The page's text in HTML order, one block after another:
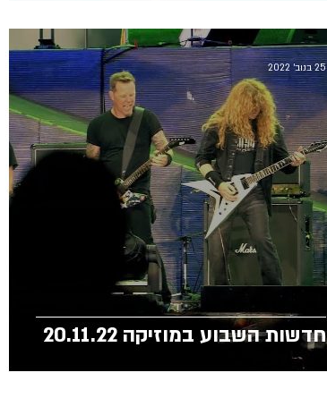
חדשות השבוע במוזיקה 20.11.22
25 בנוב׳ 2022